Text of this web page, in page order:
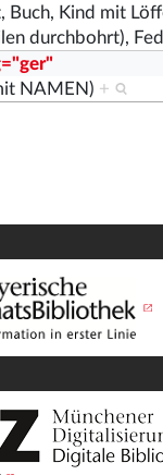
Buch, Kind mit
durchbohrt),
NAMEN) +